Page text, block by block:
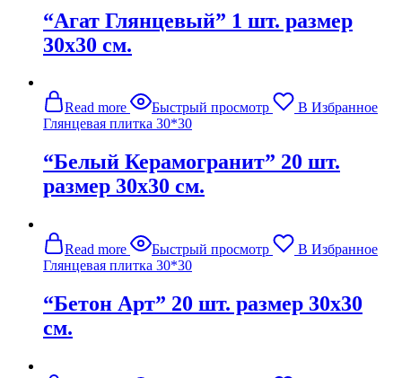
“Агат Глянцевый” 1 шт. размер
30х30 см.
Read more Быстрый просмотр
В Избранное
Глянцевая плитка 30*30
“Белый Керамогранит” 20 шт.
размер 30х30 см.
Read more Быстрый просмотр
В Избранное
Глянцевая плитка 30*30
“Бетон Арт” 20 шт. размер 30х30
см.